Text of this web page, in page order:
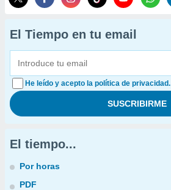
El Tiempo en tu email
He leído y acepto la política de privacidad.
El tiempo...
Por horas
PDF